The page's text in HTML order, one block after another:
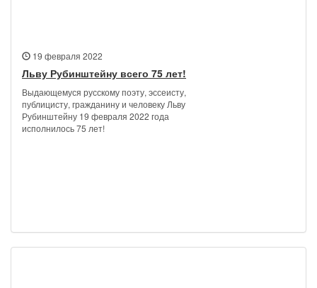
19 февраля 2022
Льву Рубинштейну всего 75 лет!
Выдающемуся русскому поэту, эссеисту,
публицисту, гражданину и человеку Льву
Рубинштейну 19 февраля 2022 года
исполнилось 75 лет!